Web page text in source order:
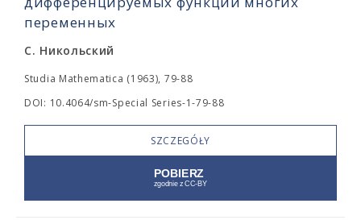
переменных
С. Никольский
Studia Mathematica (1963), 79-88
DOI: 10.4064/sm-Special Series-1-79-88
SZCZEGÓŁY